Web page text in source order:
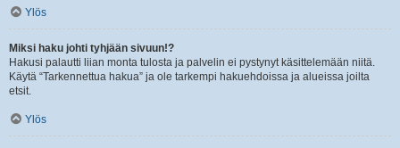
Ylös
Miksi haku johti tyhjään sivuun!?
Hakusi palautti liian monta tulosta ja palvelin ei pystynyt käsittelemään niitä.
Käytä “Tarkennettua hakua” ja ole tarkempi hakuehdoissa ja alueissa joilta
etsit.
Ylös